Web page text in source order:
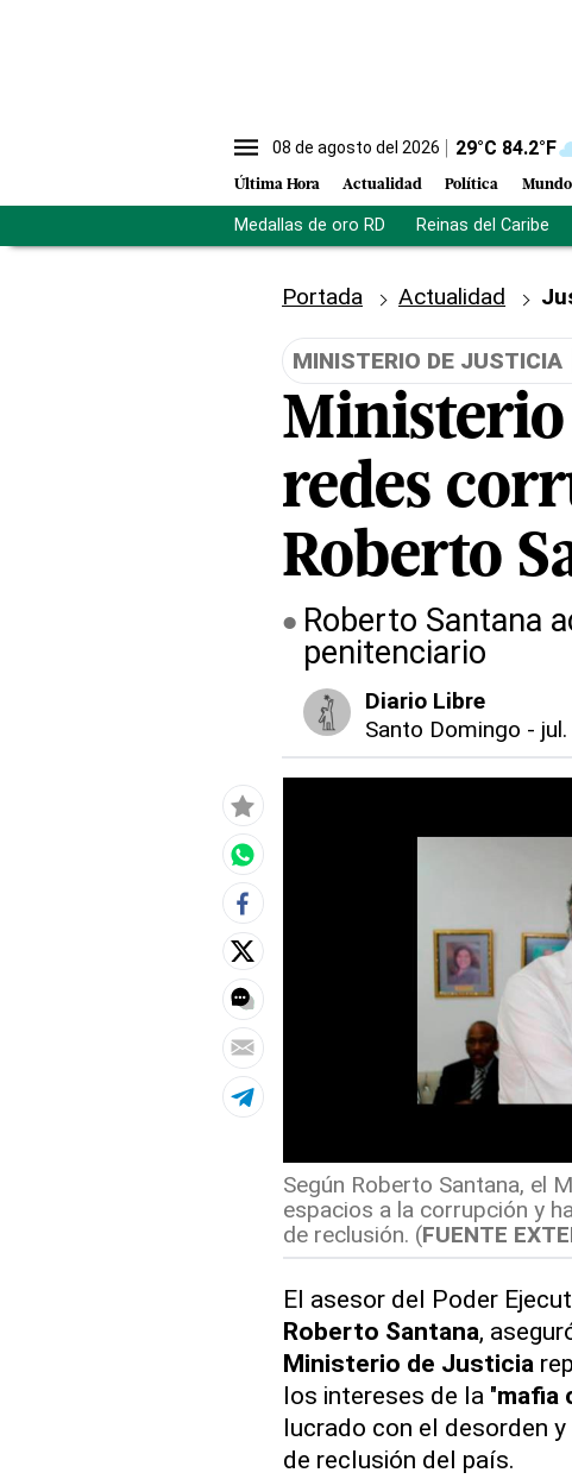
08 de agosto del 2026 29°C 84.2°F
Última Hora Actualidad Política Mundo
Medallas de oro RD Reinas del Caribe
Portada Actualidad
MINISTERIO DE JUSTICIA
Ministerio
redes
Roberto
Roberto Santana
penitenciario
Diario Libre
Santo Domingo -
Según Roberto Santana, el
espacios a la corrupción y
de reclusión. (FUENTE
El asesor del Poder
Roberto Santana,
Ministerio de Justicia
los intereses de la "mafia
lucrado con el desorden y
de reclusión del país.